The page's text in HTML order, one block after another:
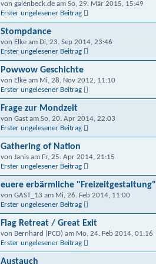
von galenbeck.de am So, 29. Mär 2015, 15:49
Erster ungelesener Beitrag
Stompdance
von Elke am Di, 23. Sep 2014, 23:46
Erster ungelesener Beitrag
Powwow Geschichte
von Elke am Mi, 28. Nov 2012, 11:10
Erster ungelesener Beitrag
Frage zur Mondzeit
von Gast am So, 20. Apr 2014, 22:03
Erster ungelesener Beitrag
Gathering of Nation
von Janis am Fr, 25. Apr 2014, 21:15
Erster ungelesener Beitrag
euere erbärmliche "Freizeitgestaltung"
von GAST_13 am Mi, 26. Feb 2014, 11:00
Erster ungelesener Beitrag
Flag Retreat / Great Exit
von Bernhard (PCD) am Mo, 24. Feb 2014, 01:16
Erster ungelesener Beitrag
Austauch